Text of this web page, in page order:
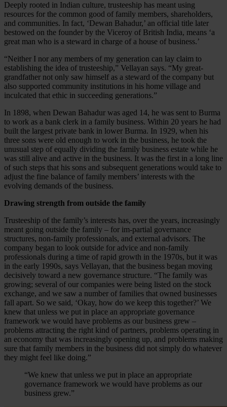
Deeply rooted in Indian culture, trusteeship has meant using
resources for the common good of family members, shareholders,
and communities. In fact, ‘Dewan Bahadur,’ an official title later
bestowed on the founder by the Viceroy of British India, means ‘a
great man who is a steward in charge of a house of business.’
“Neither I nor any members of my generation can lay claim to
establishing the idea of trusteeship,” Vellayan says. “My great-
grandfather not only saw himself as a steward of the company but
also supported community institutions in his home village and
inculcated that ethic in succeeding generations.”
In 1898, when Dewan Bahadur was aged 14, he was sent to Burma
to work as a bank clerk in a family business. Within 20 years he had
built the largest private bank in lower Burma. In 1929, when his
three sons were old enough to work in the business, he took the
unusual step of equally dividing the family business estate while he
was still alive and active in the business. It was the first in a long line
of such steps that his sons and subsequent generations would take to
adjust the fine balance of family members’ interests with the
evolving demands of the business.
Drawing strength from outside the family
Trusteeship of the family’s interests has, over the years, increasingly
meant going outside the family – for im-partial governance
structures, non-family professionals, and external advisors. The
company began to look outside for advice and non-family
professionals during a time of rapid growth in the 1970s, but it was
in the early 1990s, says Vellayan, that the business began moving
decisively toward a new governance structure. “The family was
growing; several of our companies were being listed on the stock
exchange, and we saw a number of families that owned businesses
fall apart. So we said, ‘Okay, how do we keep this together?’ We
knew that unless we put in place an appropriate governance
framework we would have problems as our business grew –
problems attracting the right kind of partners, problems operating in
an economy that was increasingly opening up, and problems making
sure that family members in the business did not simply do whatever
they might feel like doing.”
“We knew that unless we put in place an appropriate
governance framework we would have problems as our
business grew.”